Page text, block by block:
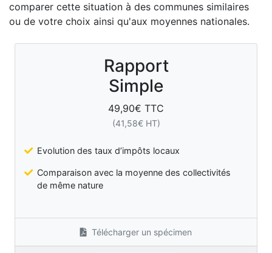
comparer cette situation à des communes similaires
ou de votre choix ainsi qu'aux moyennes nationales.
Rapport
Simple
49,90€ TTC
(41,58€ HT)
Evolution des taux d’impôts locaux
Comparaison avec la moyenne des collectivités
de même nature
Télécharger un spécimen